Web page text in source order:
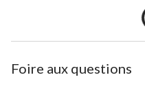
Foire aux questions